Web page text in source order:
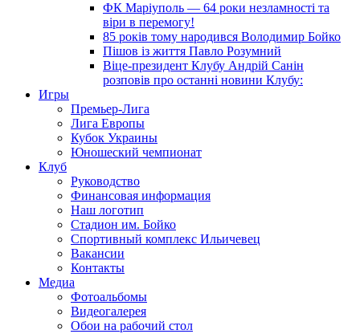
ФК Маріуполь — 64 роки незламності та
віри в перемогу!
85 років тому народився Володимир Бойко
Пішов із життя Павло Розумний
Віце-президент Клубу Андрій Санін
розповів про останні новини Клубу:
Игры
Премьер-Лига
Лига Европы
Кубок Украины
Юношеский чемпионат
Клуб
Руководство
Финансовая информация
Наш логотип
Стадион им. Бойко
Спортивный комплекс Ильичевец
Вакансии
Контакты
Медиа
Фотоальбомы
Видеогалерея
Обои на рабочий стол